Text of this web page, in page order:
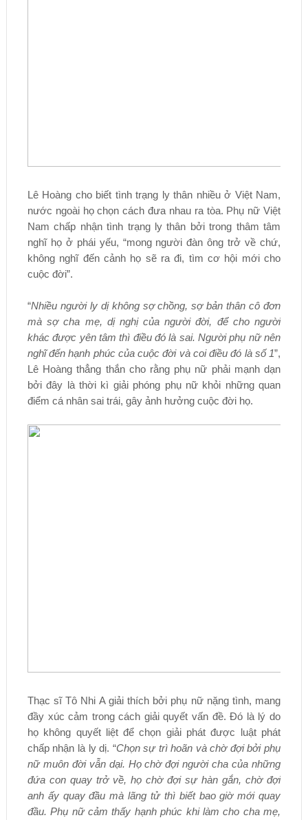
Lê Hoàng cho biết tình trạng ly thân nhiều ở Việt Nam,
nước ngoài họ chọn cách đưa nhau ra tòa. Phụ nữ Việt
Nam chấp nhận tình trạng ly thân bởi trong thâm tâm
nghĩ họ ở phái yếu, “mong người đàn ông trở về chứ,
không nghĩ đến cảnh họ sẽ ra đi, tìm cơ hội mới cho
cuộc đời”.
“Nhiều người ly dị không sợ chồng, sợ bản thân cô đơn
mà sợ cha mẹ, dị nghị của người đời, để cho người
khác được yên tâm thì điều đó là sai. Người phụ nữ nên
nghĩ đến hạnh phúc của cuộc đời và coi điều đó là số 1”,
Lê Hoàng thẳng thắn cho rằng phụ nữ phải mạnh dạn
bởi đây là thời kì giải phóng phụ nữ khỏi những quan
điểm cá nhân sai trái, gây ảnh hưởng cuộc đời họ.
Thạc sĩ Tô Nhi A giải thích bởi phụ nữ nặng tình, mang
đầy xúc cảm trong cách giải quyết vấn đề. Đó là lý do
họ không quyết liệt để chọn giải phát được luật phát
chấp nhận là ly dị. “Chọn sự trì hoãn và chờ đợi bởi phụ
nữ muôn đời vẫn dại. Họ chờ đợi người cha của những
đứa con quay trở về, họ chờ đợi sự hàn gắn, chờ đợi
anh ấy quay đầu mà lãng tử thì biết bao giờ mới quay
đầu. Phụ nữ cảm thấy hạnh phúc khi làm cho cha mẹ,